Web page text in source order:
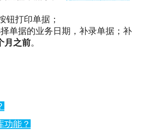
钮打印单据；
单据的业务日期，补录单据；补
月之前。
能？